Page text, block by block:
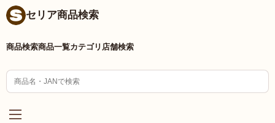
セリア商品検索
商品検索商品一覧カテゴリ 店舗検索